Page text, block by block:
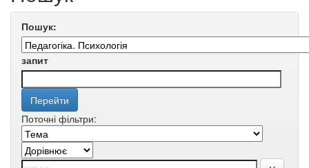
Пошук:
запит
Поточні фільтри: